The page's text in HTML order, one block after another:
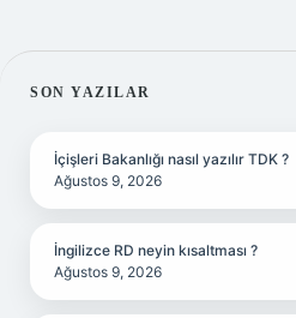
SIDEBAR
SON YAZILAR
İçişleri Bakanlığı nasıl yazılır TDK ?
Ağustos 9, 2026
İngilizce RD neyin kısaltması ?
Ağustos 9, 2026